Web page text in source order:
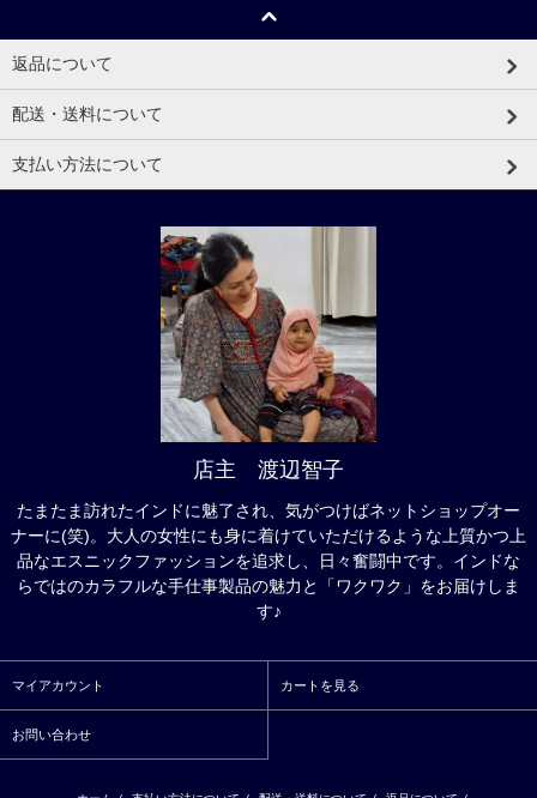
返品について
配送・送料について
支払い方法について
店主 渡辺智子
たまたま訪れたインドに魅了され、気がつけばネットショップオー
ナーに(笑)。大人の女性にも身に着けていただけるような上質かつ上
品なエスニックファッションを追求し、日々奮闘中です。インドな
らではのカラフルな手仕事製品の魅力と「ワクワク」をお届けしま
す♪
マイアカウント カートを見る
お問い合わせ